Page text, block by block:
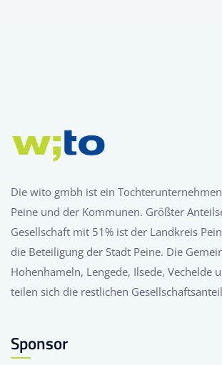
Die wito gmbh ist ein
Peine und der Kommunen. Größter
Gesellschaft mit 51% ist der Landkreis
die Beteiligung der Stadt Peine. Die
Hohenhameln, Lengede, Ilsede, Vechelde
teilen sich die restlichen
Sponsor